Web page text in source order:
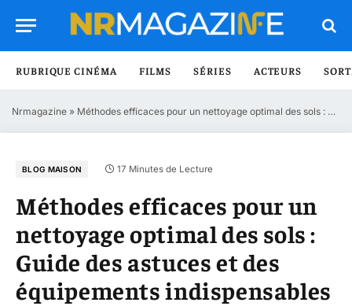
RUBRIQUE CINÉMA FILMS SÉRIES ACTEURS
Nrmagazine » Méthodes efficaces pour un nettoyage optimal des sols : Guide des astuces et des équipements indispensables
BLOG MAISON 17 Minutes de Lecture
Méthodes efficaces pour un
nettoyage optimal des sols :
Guide des astuces et des
équipements indispensables